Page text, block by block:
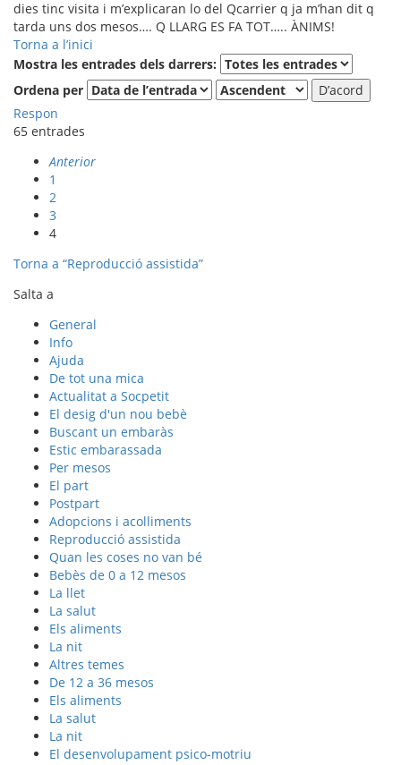
dies tinc visita i m’explicaran lo del Qcarrier q ja m’han dit q
tarda uns dos mesos…. Q LLARG ES FA TOT….. ÀNIMS!
Torna a l’inici
Mostra les entrades dels darrers:
Ordena per
Respon
65 entrades
Anterior
1
2
3
4
Torna a “Reproducció assistida”
Salta a
General
Info
Ajuda
De tot una mica
Actualitat a Socpetit
El desig d'un nou bebè
Buscant un embaràs
Estic embarassada
Per mesos
El part
Postpart
Adopcions i acolliments
Reproducció assistida
Quan les coses no van bé
Bebès de 0 a 12 mesos
La llet
La salut
Els aliments
La nit
Altres temes
De 12 a 36 mesos
Els aliments
La salut
La nit
El desenvolupament psico-motriu